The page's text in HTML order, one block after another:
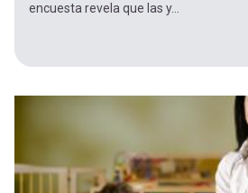
encuesta revela que las y...